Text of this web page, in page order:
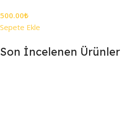
500.00₺
Sepete Ekle
Son İncelenen Ürünler